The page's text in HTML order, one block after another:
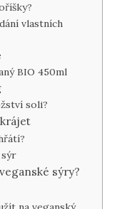
vlastních
BIO 450ml
soli?
sýr
sýry?